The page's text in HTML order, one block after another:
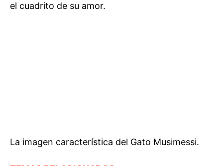
el cuadrito de su amor.
La imagen característica del Gato Musimessi.